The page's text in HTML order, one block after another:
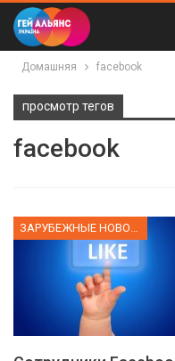
Домашняя facebook
просмотр тегов
facebook